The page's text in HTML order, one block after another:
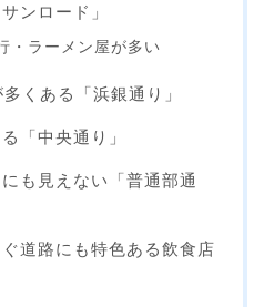
ンロード」
・ラーメン屋が多い
くある「浜銀通り」
「中央通り」
も見えない「普通部通
道路にも特色ある飲食店